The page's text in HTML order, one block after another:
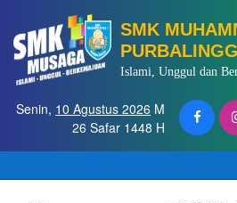
SMK
Islami, Unggul dan
Senin, 10 Agustus 2026 M
26 Safar 1448 H